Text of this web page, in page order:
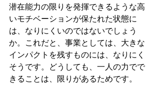
潜在能力の限りを発揮できるような高
いモチベーションが保たれた状態に
は、なりにくいのではないでしょう
か。これだと、事業としては、大きな
インパクトを残すものには、なりにく
そうです。どうしても、一人の力でで
きることは、限りがあるためです。